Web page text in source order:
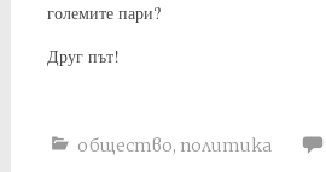
големите пари?
Друг път!
общество, политика